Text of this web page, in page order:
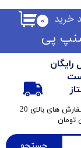
رایگان
​برای سفارش های بالای 20
تومان
۰ خرید
پی